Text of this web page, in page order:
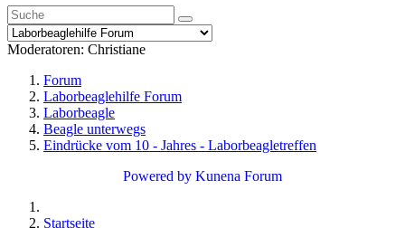
Moderatoren: Christiane
Forum
Laborbeaglehilfe Forum
Laborbeagle
Beagle unterwegs
Eindrücke vom 10 - Jahres - Laborbeagletreffen
Powered by Kunena Forum
Startseite